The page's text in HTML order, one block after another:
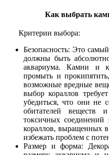
Как выбрать
Критерии выбора:
Безопасность: Это
должны быть
аквариума. Камни и
промыть и
возможные вредные
выбор кораллов
убедиться, что они не
обитателей веществ
токсичных соединений
кораллов, выращенных
избежать проблем с
Размер и форма: